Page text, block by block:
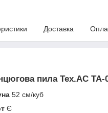
Доставка
пила Tex.AC ТА-
52 см/куб
Є